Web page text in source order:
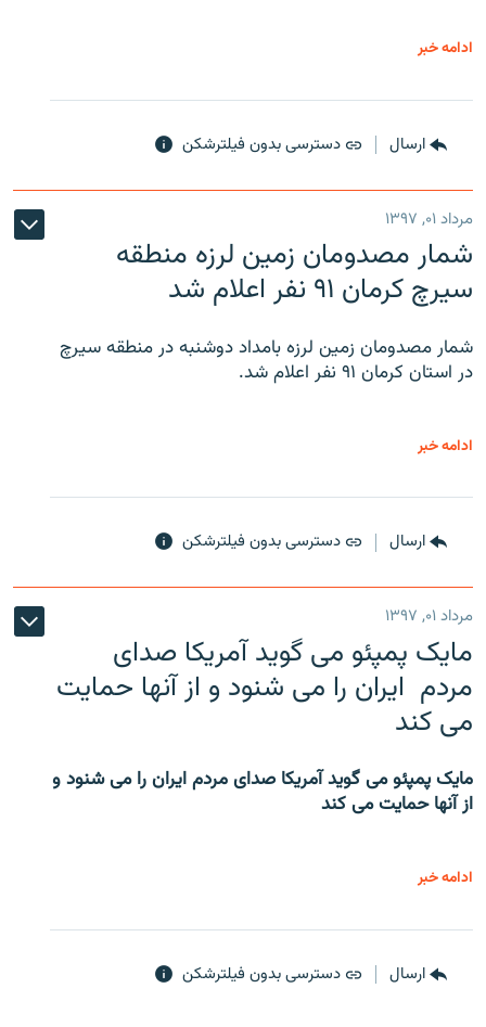
ادامه خبر
ارسال دسترسی بدون فیلترشکن
مرداد ۰۱, ۱۳۹۷
شمار مصدومان زمین لرزه منطقه
سیرچ کرمان ۹۱ نفر اعلام شد
شمار مصدومان زمین لرزه بامداد دوشنبه در منطقه سیرچ
در استان کرمان ۹۱ نفر اعلام شد.
ادامه خبر
ارسال دسترسی بدون فیلترشکن
مرداد ۰۱, ۱۳۹۷
مایک پمپئو می گوید آمریکا صدای
مردم ایران را می شنود و از آنها حمایت
می کند
مایک پمپئو می گوید آمریکا صدای مردم ایران را می شنود و
از آنها حمایت می کند
ادامه خبر
ارسال دسترسی بدون فیلترشکن